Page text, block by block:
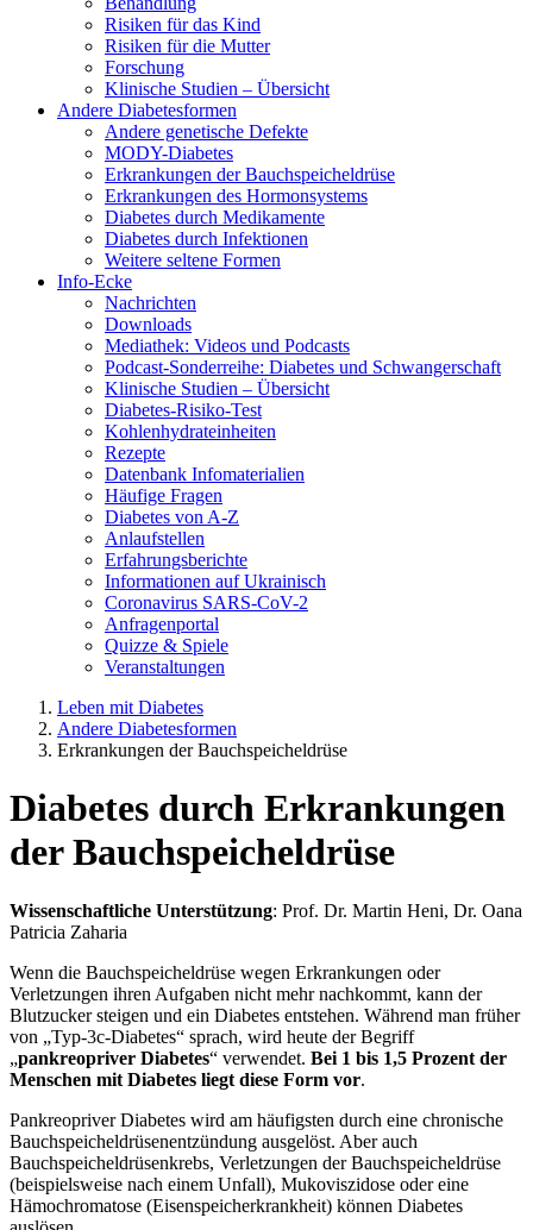
Risiken für das Kind
Risiken für die Mutter
Forschung
Klinische Studien – Übersicht
Andere Diabetesformen
Andere genetische Defekte
MODY-Diabetes
Erkrankungen der Bauchspeicheldrüse
Erkrankungen des Hormonsystems
Diabetes durch Medikamente
Diabetes durch Infektionen
Weitere seltene Formen
Info-Ecke
Nachrichten
Downloads
Mediathek: Videos und Podcasts
Podcast-Sonderreihe: Diabetes und Schwangerschaft
Klinische Studien – Übersicht
Diabetes-Risiko-Test
Kohlenhydrateinheiten
Rezepte
Datenbank Infomaterialien
Häufige Fragen
Diabetes von A-Z
Anlaufstellen
Erfahrungsberichte
Informationen auf Ukrainisch
Coronavirus SARS-CoV-2
Anfragenportal
Quizze & Spiele
Veranstaltungen
Leben mit Diabetes
Andere Diabetesformen
Erkrankungen der Bauchspeicheldrüse
Diabetes durch Erkrankungen
der Bauchspeicheldrüse
Wissenschaftliche Unterstützung: Prof. Dr. Martin Heni, Dr. Oana
Patricia Zaharia
Wenn die Bauchspeicheldrüse wegen Erkrankungen oder
Verletzungen ihren Aufgaben nicht mehr nachkommt, kann der
Blutzucker steigen und ein Diabetes entstehen. Während man früher
von „Typ-3c-Diabetes“ sprach, wird heute der Begriff
„pankreopriver Diabetes“ verwendet. Bei 1 bis 1,5 Prozent der
Menschen mit Diabetes liegt diese Form vor.
Pankreopriver Diabetes wird am häufigsten durch eine chronische
Bauchspeicheldrüsenentzündung ausgelöst. Aber auch
Bauchspeicheldrüsenkrebs, Verletzungen der Bauchspeicheldrüse
(beispielsweise nach einem Unfall), Mukoviszidose oder eine
Hämochromatose (Eisenspeicherkrankheit) können Diabetes